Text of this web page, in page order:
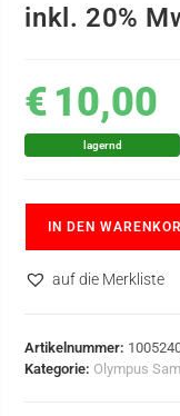
inkl. 20%
€ 10,00
lagernd
IN DEN
auf die Merkliste
Artikelnummer:
Kategorie: Olympus